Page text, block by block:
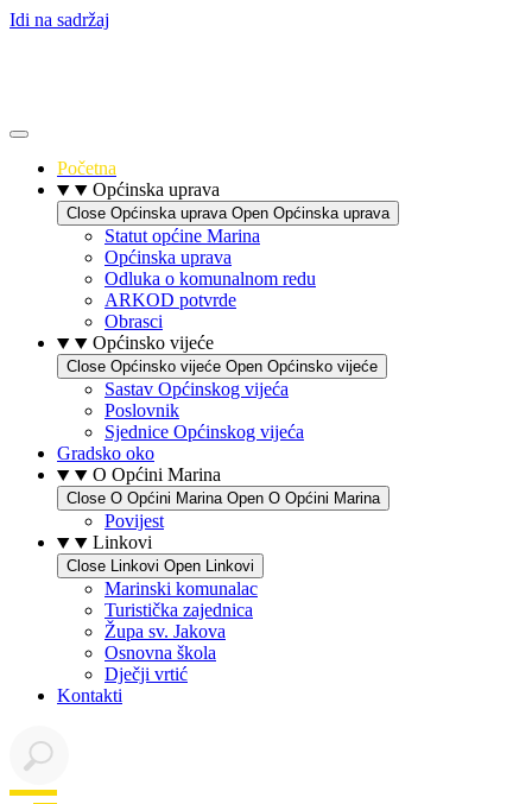
Idi na sadržaj
Početna
Općinska uprava
Close Općinska uprava Open Općinska uprava
Statut općine Marina
Općinska uprava
Odluka o komunalnom redu
ARKOD potvrde
Obrasci
Općinsko vijeće
Close Općinsko vijeće Open Općinsko vijeće
Sastav Općinskog vijeća
Poslovnik
Sjednice Općinskog vijeća
Gradsko oko
O Općini Marina
Close O Općini Marina Open O Općini Marina
Povijest
Linkovi
Close Linkovi Open Linkovi
Marinski komunalac
Turistička zajednica
Župa sv. Jakova
Osnovna škola
Dječji vrtić
Kontakti